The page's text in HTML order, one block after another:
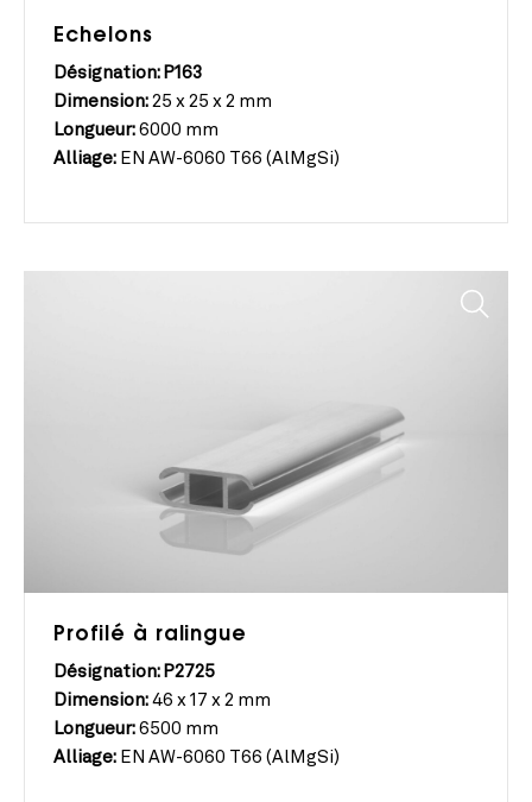
Echelons
Désignation: P163
Dimension: 25 x 25 x 2 mm
Longueur: 6000 mm
Alliage: EN AW-6060 T66 (AlMgSi)
Profilé à ralingue
Désignation: P2725
Dimension: 46 x 17 x 2 mm
Longueur: 6500 mm
Alliage: EN AW-6060 T66 (AlMgSi)